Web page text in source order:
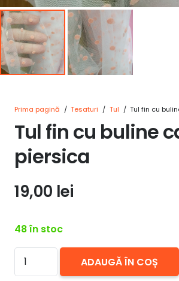
Prima pagină / Tesaturi / Tul / Tul fin cu
Tul fin cu buline
piersica
19,00 lei
48 în stoc
Cantitate
Tul
ADAUGĂ ÎN COȘ